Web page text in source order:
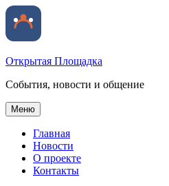
Открытая Площадка
События, новости и общение
Меню
Главная
Новости
О проекте
Контакты